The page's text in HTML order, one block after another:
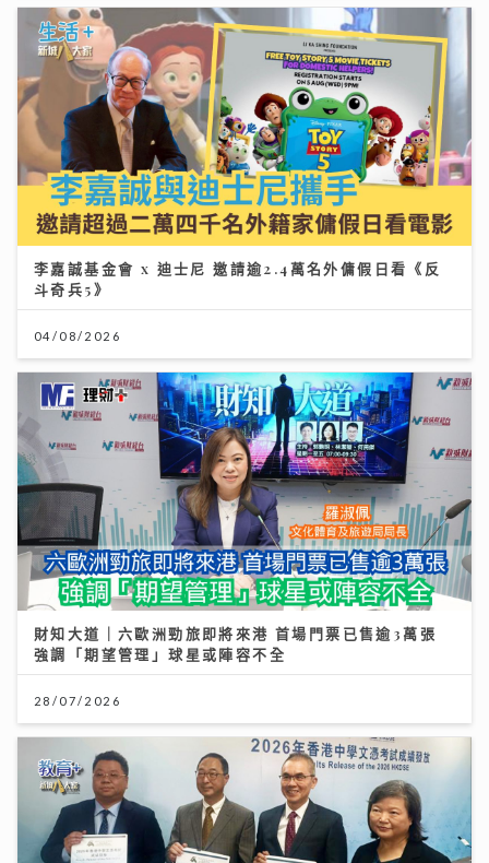
李嘉誠基金會 x 迪士尼 邀請逾2.4萬名外傭假日看《反
斗奇兵5》
04/08/2026
財知大道｜六歐洲勁旅即將來港 首場門票已售逾3萬張
強調「期望管理」球星或陣容不全
28/07/2026